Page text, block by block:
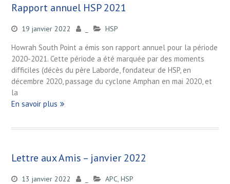
Rapport annuel HSP 2021
19 janvier 2022 HSP
Howrah South Point a émis son rapport annuel pour la période
2020-2021. Cette période a été marquée par des moments
difficiles (décès du père Laborde, fondateur de HSP, en
décembre 2020, passage du cyclone Amphan en mai 2020, et
la
En savoir plus
Lettre aux Amis – janvier 2022
13 janvier 2022 APC, HSP